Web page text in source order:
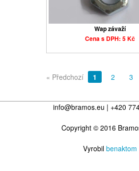
Wap závaží
Cena s DPH: 5 Kč
« Předchozí 1 2 3
info@bramos.eu | +420
Copyright © 2016
Vyrobil benaktom